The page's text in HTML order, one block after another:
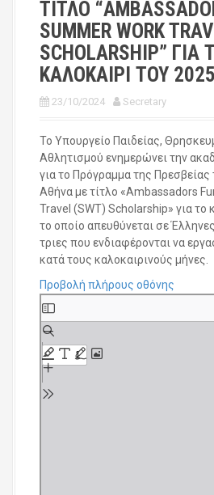
ΤΙΤΛΟ
SUMMER WORK
SCHOLARSHIP” ΓΙΑ
ΚΑΛΟΚΑΙΡΙ ΤΟΥ 2025
23/10/2024 Secretary
Το Υπουργείο Παιδείας,
Αθλητισμού ενημερώνει την
για το Πρόγραμμα της
Αθήνα με τίτλο «Ambassadors
Travel (SWT) Scholarship» για το
το οποίο απευθύνεται σε
τριες που ενδιαφέρονται να
κατά τους καλοκαιρινούς μήνες.
Προβολή πλήρους οθόνης
S
k
p
t
o
P